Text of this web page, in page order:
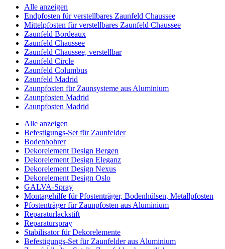
Alle anzeigen
Endpfosten für verstellbares Zaunfeld Chaussee
Mittelpfosten für verstellbares Zaunfeld Chaussee
Zaunfeld Bordeaux
Zaunfeld Chaussee
Zaunfeld Chaussee, verstellbar
Zaunfeld Circle
Zaunfeld Columbus
Zaunfeld Madrid
Zaunpfosten für Zaunsysteme aus Aluminium
Zaunpfosten Madrid
Zaunpfosten Madrid
Alle anzeigen
Befestigungs-Set für Zaunfelder
Bodenbohrer
Dekorelement Design Bergen
Dekorelement Design Eleganz
Dekorelement Design Nexus
Dekorelement Design Oslo
GALVA-Spray
Montagehilfe für Pfostenträger, Bodenhülsen, Metallpfosten
Pfostenträger für Zaunpfosten aus Aluminium
Reparaturlackstift
Reparaturspray
Stabilisator für Dekorelemente
Befestigungs-Set für Zaunfelder aus Aluminium